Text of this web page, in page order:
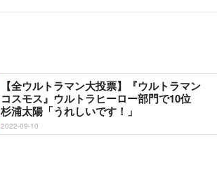
【全ウルトラマン大投票】『ウルトラマン
コスモス』ウルトラヒーロー部門で10位
杉浦太陽「うれしいです！」
2022-09-10